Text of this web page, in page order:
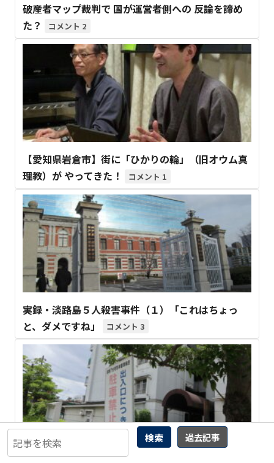
検索 過去記事
破産者マップ裁判で 国が運営者側への 反論を諦め
た？
2
【愛知県岩倉市】街に「ひかりの輪」（旧オウム真
理教）が やってきた！
1
実録・淡路島５人殺害事件（１）「これはちょっ
と、ダメですね」
3
【広島市】市営住宅の 駐車場料金問題で 裁判が起